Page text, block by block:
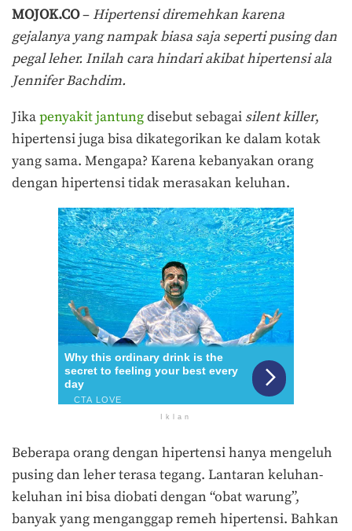
MOJOK.CO– Hipertensi diremehkan karena
gejalanya yang nampak biasa saja seperti pusing dan
pegal leher. Inilah cara hindari akibat hipertensi ala
Jennifer Bachdim.
Jikapenyakit jantungdisebut sebagai silent killer,
hipertensi juga bisa dikategorikan ke dalam kotak
yang sama. Mengapa? Karena kebanyakan orang
dengan hipertensi tidak merasakan keluhan.
Iklan
Beberapa orang dengan hipertensi hanya mengeluh
pusing dan leher terasa tegang. Lantaran keluhan-
keluhan ini bisa diobati dengan “obat warung”,
banyak yang menganggap remeh hipertensi. Bahkan